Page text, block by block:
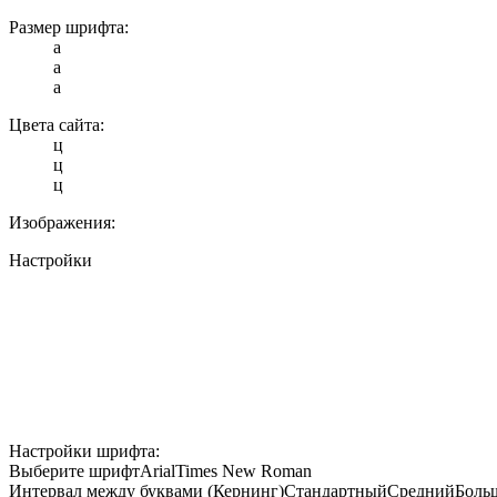
Размер шрифта:
a
a
a
Цвета сайта:
ц
ц
ц
Изображения:
Настройки
Настройки шрифта:
Выберите шрифтArialTimes New Roman
Интервал между буквами (Кернинг)СтандартныйСредний